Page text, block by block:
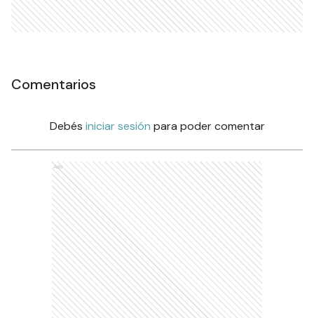
Comentarios
Debés iniciar sesión para poder comentar
Ads